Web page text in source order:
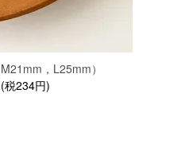
，L25mm）
税234円)